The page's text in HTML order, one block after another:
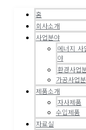
홈
회사소개
사업분야
에너지 사
야
환경사업
가공사업
제품소개
자사제품
수입제품
자료실